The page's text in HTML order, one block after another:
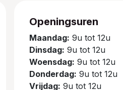
Openingsuren
Maandag: 9u tot 12u
Dinsdag: 9u tot 12u
Woensdag: 9u tot 12u
Donderdag: 9u tot 12u
Vrijdag: 9u tot 12u